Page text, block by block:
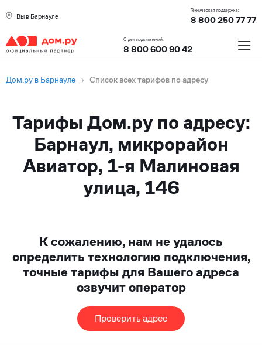
Вы в Барнауле
Техническая поддержка:
8 800 250 77 77
Отдел подключений:
8 800 600 90 42 ≡
Дом.ру в Барнауле › Список всех тарифов по адресу
Тарифы Дом.ру по адресу:
Барнаул, микрорайон
Авиатор, 1-я Малиновая
улица, 146
К сожалению, нам не удалось
определить технологию подключения,
точные тарифы для Вашего адреса
озвучит оператор
Проверить адрес